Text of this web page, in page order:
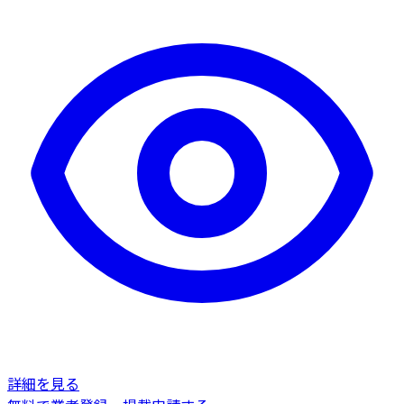
詳細を見る